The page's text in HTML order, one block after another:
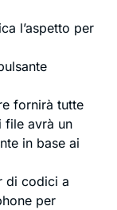
l’aspetto per
fornirà tutte
file avrà un
in base ai
di codici a
per